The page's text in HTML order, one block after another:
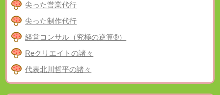
尖った営業代行
尖った制作代行
経営コンサル（究極の逆算®）
Reクリエイトの諸々
代表北川哲平の諸々